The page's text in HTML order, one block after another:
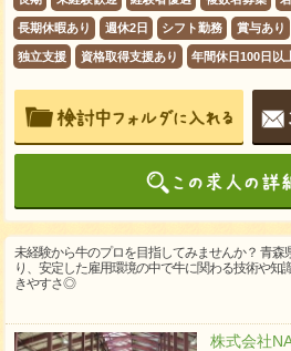
長期休暇あり 週休2日 シフト勤務 賞与あり
独立支援 資格取得支援あり 年間休日100日以
未経験から牛のプロを目指してみませんか？ 青
り、安定した雇用環境の中で牛に関わる技術や知
きやすさ◎
株式会社